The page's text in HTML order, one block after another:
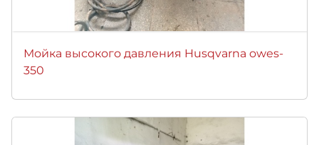
Мойка высокого давления Husqvarna owes-
350